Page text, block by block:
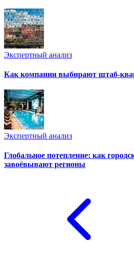
Экспертный анализ
Как компании выбирают штаб-
Экспертный анализ
Глобальное потепление: как
завоёвывают регионы